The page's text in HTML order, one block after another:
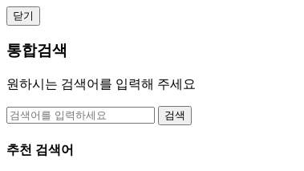
닫기
통합검색
원하시는 검색어를 입력해 주세요
검색
추천 검색어